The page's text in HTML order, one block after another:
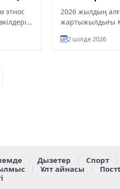
этнос
білім беру
білім
ден астам
иеленді
2026 жылдың
жартыжылдығы
ақпарат
білім беру
2 шілде 2026
Дызетер Спорт
Ұлт айнасы